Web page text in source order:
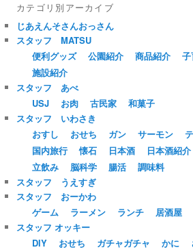
カテゴリ別アーカイブ
じあえんそさんおっさん
スタッフ MATSU
便利グッズ
公園紹介 商品紹介 子
施設紹介
スタッフ あべ
USJ
お肉 古民家
和菓子
スタッフ いわさき
おすし
おせち ガン サーモン
国内旅行
懐石 日本酒 日本酒紹介
立飲み
脳科学 腸活
調味料
スタッフ うえすぎ
スタッフ おーかわ
ゲーム
ラーメン ランチ 居酒屋
スタッフ オッキー
DIY
おせち ガチャガチャ かに